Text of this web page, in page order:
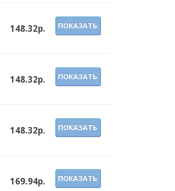
148.32р. ПОКАЗАТЬ
148.32р. ПОКАЗАТЬ
148.32р. ПОКАЗАТЬ
169.94р. ПОКАЗАТЬ